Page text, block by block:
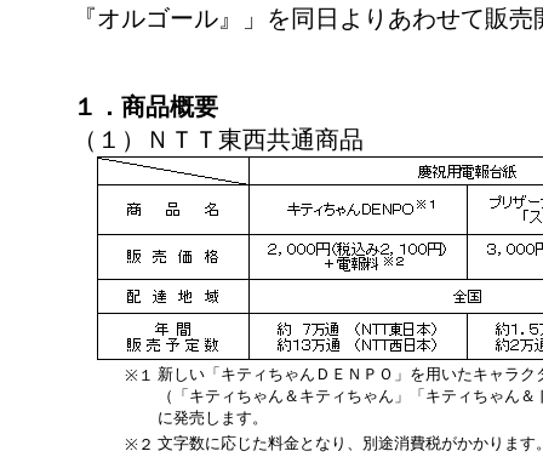
『オルゴール』」を同日よりあわせて販
１．商品概要
（１）ＮＴＴ東西共通商品
※１ 新しい「キティちゃんＤＥＮＰＯ」を用いたキャラク
（「キティちゃん＆キティちゃん」「キティちゃん
に発売します。
※２ 文字数に応じた料金となり、別途消費税がかかります